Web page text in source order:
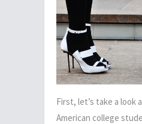
First, let’s take a look
American college